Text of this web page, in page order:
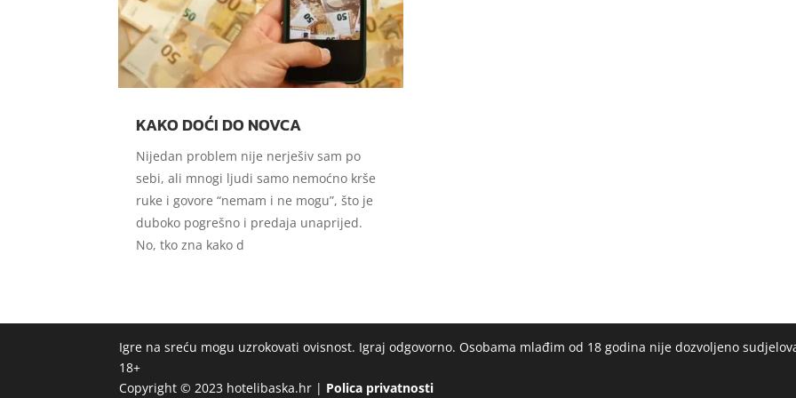
KAKO DOĆI DO NOVCA
Nijedan problem nije nerješiv sam po
sebi, ali mnogi ljudi samo nemoćno krše
ruke i govore “nemam i ne mogu”, što je
duboko pogrešno i predaja unaprijed.
No, tko zna kako d
Igre na sreću mogu uzrokovati ovisnost. Igraj odgovorno. Osobama mlađim od 18 godina nije dozvoljeno
18+
Copyright © 2023 hotelibaska.hr | Polica privatnosti